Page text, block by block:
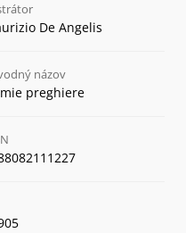
De Angelis
názov
preghiere